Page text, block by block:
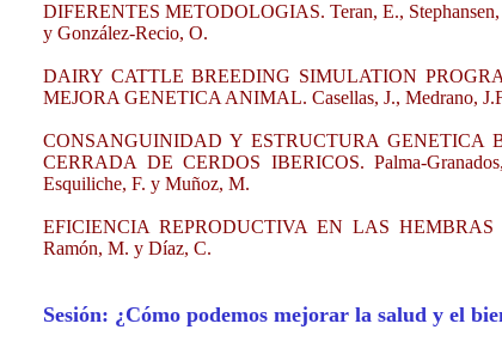
DIFERENTES METODOLOGIAS. Teran, E.,
y González-Recio, O.
DAIRY CATTLE BREEDING SIMULATION
MEJORA GENETICA ANIMAL. Casellas, J., Medrano,
CONSANGUINIDAD Y ESTRUCTURA GENETICA
CERRADA DE CERDOS IBERICOS. Palma-
Esquiliche, F. y Muñoz, M.
EFICIENCIA REPRODUCTIVA EN LAS
Ramón, M. y Díaz, C.
Sesión: ¿Cómo podemos mejorar la salud y el